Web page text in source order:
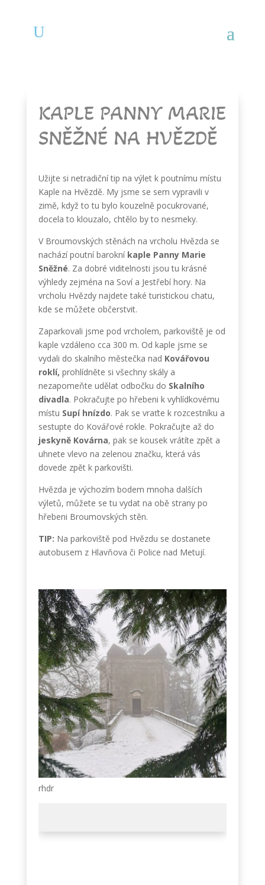
KAPLE PANNY MARIE
SNĚŽNÉ NA HVĚZDĚ
Užijte si netradiční tip na výlet k poutnímu místu
Kaple na Hvězdě. My jsme se sem vypravili v
zimě, když to tu bylo kouzelně pocukrované,
docela to klouzalo, chtělo by to nesmeky.
V Broumovských stěnách na vrcholu Hvězda se
nachází poutní barokníkaple Panny Marie
Sněžné. Za dobré viditelnosti jsou tu krásné
výhledy zejména na Soví a Jestřebí hory. Na
vrcholu Hvězdy najdete také turistickou chatu,
kde se můžete občerstvit.
Zaparkovali jsme pod vrcholem, parkoviště je od
kaple vzdáleno cca 300 m. Od kaple jsme se
vydali do skalního městečka nad Kovářovou
roklí, prohlídněte si všechny skály a
nezapomeňte udělat odbočku do Skalního
divadla. Pokračujte po hřebeni k vyhlídkovému
místu Supí hnízdo. Pak se vraťte k rozcestníku a
sestupte do Kovářové rokle. Pokračujte až do
jeskyně Kovárna, pak se kousek vrátíte zpět a
uhnete vlevo na zelenou značku, která vás
dovede zpět k parkovišti.
Hvězda je výchozím bodem mnoha dalších
výletů, můžete se tu vydat na obě strany po
hřebeni Broumovských stěn.
TIP: Na parkoviště pod Hvězdu se dostanete
autobusem z Hlavňova či Police nad Metují.
rhdr